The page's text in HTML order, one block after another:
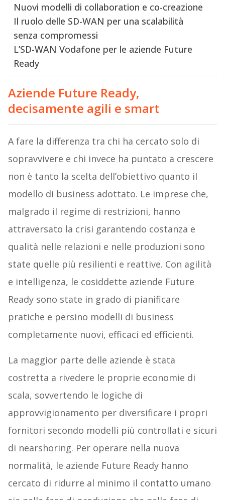
Nuovi modelli di collaboration e co-creazione
Il ruolo delle SD-WAN per una scalabilità
senza compromessi
L’SD-WAN Vodafone per le aziende Future
Ready
Aziende Future Ready,
decisamente agili e smart
A fare la differenza tra chi ha cercato solo di
sopravvivere e chi invece ha puntato a crescere
non è tanto la scelta dell’obiettivo quanto il
modello di business adottato. Le imprese che,
malgrado il regime di restrizioni, hanno
attraversato la crisi garantendo costanza e
qualità nelle relazioni e nelle produzioni sono
state quelle più resilienti e reattive. Con agilità
e intelligenza, le cosiddette aziende Future
Ready sono state in grado di pianificare
pratiche e persino modelli di business
completamente nuovi, efficaci ed efficienti.
La maggior parte delle aziende è stata
costretta a rivedere le proprie economie di
scala, sovvertendo le logiche di
approvvigionamento per diversificare i propri
fornitori secondo modelli più controllati e sicuri
di nearshoring. Per operare nella nuova
normalità, le aziende Future Ready hanno
cercato di ridurre al minimo il contatto umano